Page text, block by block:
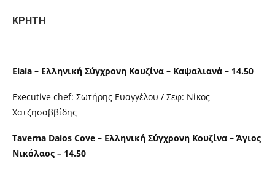
ΚΡΗΤΗ
Elaia – Ελληνική Σύγχρονη Κουζίνα – Καψαλιανά – 14.50
Executive chef: Σωτήρης Ευαγγέλου / Σεφ: Νίκος
Χατζησαββίδης
Taverna Daios Cove – Ελληνική Σύγχρονη Κουζίνα – Άγιος
Νικόλαος – 14.50